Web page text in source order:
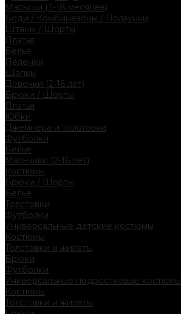
Малыши (3-18 месяцев)
Боди / Комбинезоны / Ползунки
Штаны / Шорты
Платья
Белье
Пеленки
Шапки
Девочки (2-16 лет)
Брюки / Шорты
Платья
Юбки
Джемпера и толстовки
Футболки
Белье
Мальчики (2-16 лет)
Костюмы
Брюки / Шорты
Белье
Толстовки
Футболки
Универсальные детские костюмы
Костюмы
Толстовки и жилеты
Брюки
Футболки
Универсальные подростковые костюмы
Костюмы
Толстовки и жилеты